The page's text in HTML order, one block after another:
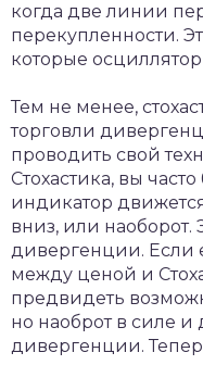
когда две линии
перекупленности.
которые
Тем не менее,
торговли
проводить свой
Стохастика, вы
индикатор
вниз, или
дивергенции. Если
между ценой и
предвидеть
но наоброт в силе
дивергенции.